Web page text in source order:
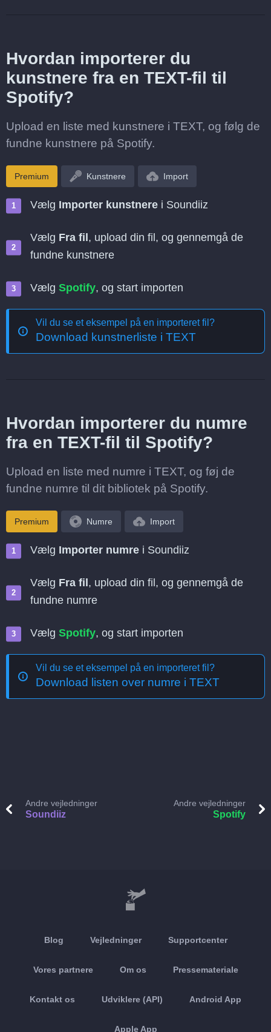
Hvordan importerer du
kunstnere fra en TEXT-fil til
Spotify?
Upload en liste med kunstnere i TEXT, og følg de
fundne kunstnere på Spotify.
Premium Kunstnere Import
Vælg Importer kunstnere i Soundiiz
Vælg Fra fil , upload din fil, og gennemgå de
fundne kunstnere
Vælg Spotify, og start importen
Vil du se et eksempel på en importeret fil?
Download kunstnerliste i TEXT
Hvordan importerer du numre
fra en TEXT-fil til Spotify?
Upload en liste med numre i TEXT, og føj de
fundne numre til dit bibliotek på Spotify.
Premium Numre Import
Vælg Importer numre i Soundiiz
Vælg Fra fil , upload din fil, og gennemgå de
fundne numre
Vælg Spotify, og start importen
Vil du se et eksempel på en importeret fil?
Download listen over numre i TEXT
Andre vejledninger
Soundiiz
Andre vejledninger
Spotify
Blog Vejledninger Supportcenter
Vores partnere Om os Pressemateriale
Kontakt os Udviklere (API) Android App
Apple App